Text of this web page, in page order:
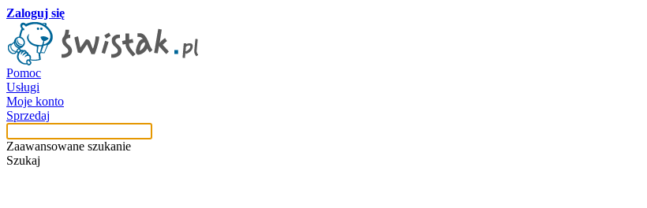
Zaloguj się
Pomoc
Usługi
Moje konto
Sprzedaj
Zaawansowane szukanie
Szukaj